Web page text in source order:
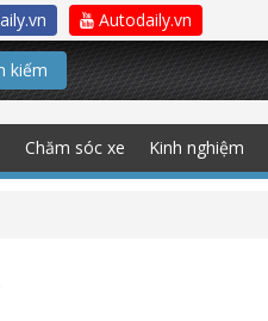
Autodaily.vn
kiếm
Chăm sóc xe Kinh nghiệm